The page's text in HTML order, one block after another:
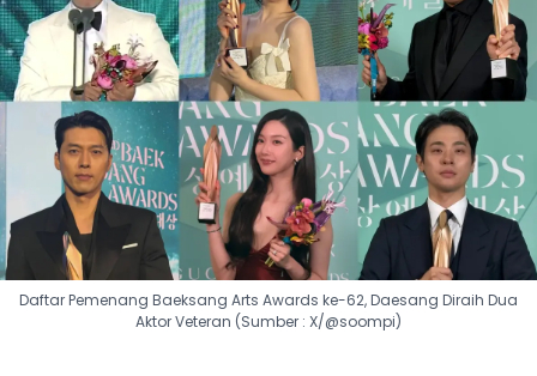
Daftar Pemenang Baeksang Arts Awards ke-62, Daesang Diraih Dua
Aktor Veteran (Sumber : X/@soompi)